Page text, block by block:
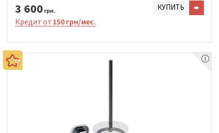
3 600 грн. КУПИТЬ
Кредит от 150 грн/мес.